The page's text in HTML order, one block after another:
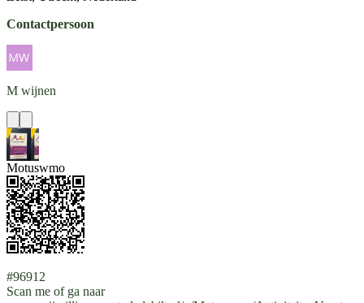
Contactpersoon
M wijnen
Motuswmo
#96912
Scan me of ga naar